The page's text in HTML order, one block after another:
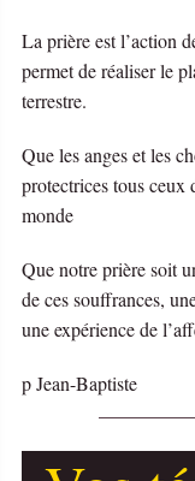
La prière est l’action
permet de réaliser le
terrestre.
Que les anges et les
protectrices tous ceux
monde
Que notre prière soit
de ces souffrances,
une expérience de
p Jean-Baptiste